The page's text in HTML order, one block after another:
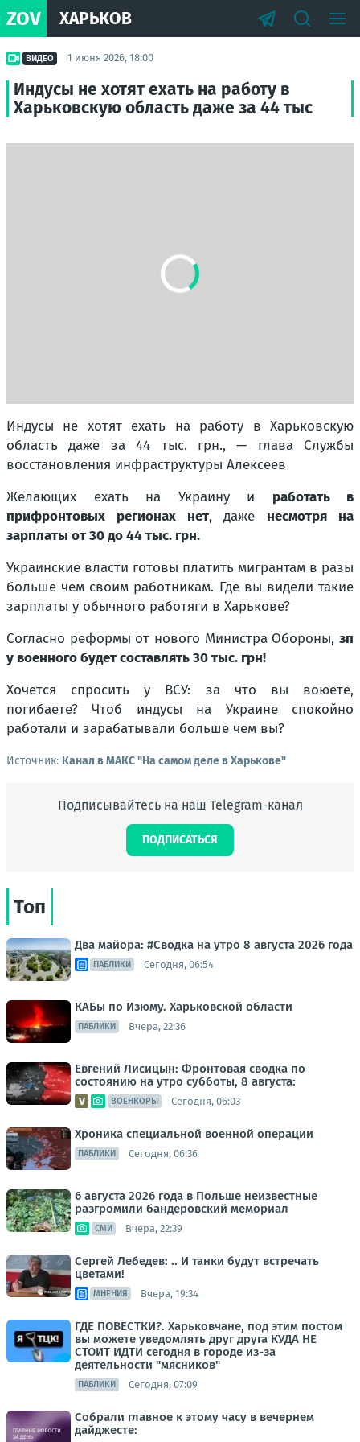
ZOV ХАРЬКОВ
ВИДЕО 1 июня 2026, 18:00
Индусы не хотят ехать на работу в
Харьковскую область даже за 44 тыс
Индусы не хотят ехать на работу в Харьковскую
область даже за 44 тыс. грн., — глава Службы
восстановления инфраструктуры Алексеев
Желающих ехать на Украину и работать в
прифронтовых регионах нет, даже несмотря на
зарплаты от 30 до 44 тыс. грн.
Украинские власти готовы платить мигрантам в разы
больше чем своим работникам. Где вы видели такие
зарплаты у обычного работяги в Харькове?
Согласно реформы от нового Министра Обороны, зп
у военного будет составлять 30 тыс. грн!
Хочется спросить у ВСУ: за что вы воюете,
погибаете? Чтоб индусы на Украине спокойно
работали и зарабатывали больше чем вы?
Источник: Канал в МАКС "На самом деле в Харькове"
Подписывайтесь на наш Telegram-канал
ПОДПИСАТЬСЯ
Топ
Два майора: #Сводка на утро 8 августа 2026 года
ПАБЛИКИ Сегодня, 06:54
КАБы по Изюму. Харьковской области
ПАБЛИКИ Вчера, 22:36
Евгений Лисицын: Фронтовая сводка по
состоянию на утро субботы, 8 августа:
ВОЕНКОРЫ Сегодня, 06:03
Хроника специальной военной операции
ПАБЛИКИ Сегодня, 06:36
6 августа 2026 года в Польше неизвестные
разгромили бандеровский мемориал
СМИ Вчера, 22:39
Сергей Лебедев: .. И танки будут встречать
цветами!
МНЕНИЯ Вчера, 19:34
ГДЕ ПОВЕСТКИ?. Харьковчане, под этим постом
вы можете уведомлять друг друга КУДА НЕ
СТОИТ ИДТИ сегодня в городе из-за
деятельности "мясников"
ПАБЛИКИ Сегодня, 07:09
Собрали главное к этому часу в вечернем
дайджесте: